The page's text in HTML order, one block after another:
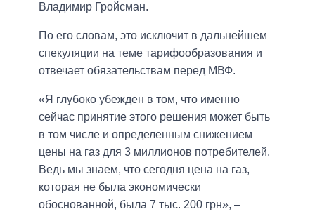
Владимир Гройсман.
По его словам, это исключит в дальнейшем
спекуляции на теме тарифообразования и
отвечает обязательствам перед МВФ.
«Я глубоко убежден в том, что именно
сейчас принятие этого решения может быть
в том числе и определенным снижением
цены на газ для 3 миллионов потребителей.
Ведь мы знаем, что сегодня цена на газ,
которая не была экономически
обоснованной, была 7 тыс. 200 грн», –